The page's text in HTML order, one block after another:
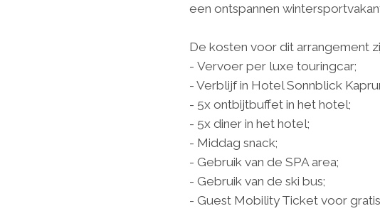
een ontspannen
De kosten voor dit arrangement
- Vervoer per luxe touringcar;
- Verblijf in Hotel Sonnblick
- 5x ontbijtbuffet in het hotel;
- 5x diner in het hotel;
- Middag snack;
- Gebruik van de SPA area;
- Gebruik van de ski bus;
- Guest Mobility Ticket voor